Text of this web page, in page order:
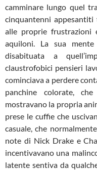
camminare lungo quel
cinquantenni appesantiti
alle proprie frustrazioni
aquiloni. La sua mente
disabituata a
claustrofobici pensieri
cominciava a perdere
panchine colorate,
mostravano la propria
prese le cuffie che
casuale, che
note di Nick Drake e
incentivavano una
latente sentiva da